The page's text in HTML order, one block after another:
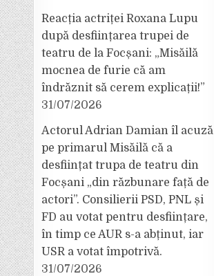
Reacția actriței Roxana Lupu
după desființarea trupei de
teatru de la Focșani: „Misăilă
mocnea de furie că am
îndrăznit să cerem explicații!”
31/07/2026
Actorul Adrian Damian îl acuză
pe primarul Misăilă că a
desființat trupa de teatru din
Focșani „din răzbunare față de
actori”. Consilierii PSD, PNL și
FD au votat pentru desființare,
în timp ce AUR s-a abținut, iar
USR a votat împotrivă.
31/07/2026